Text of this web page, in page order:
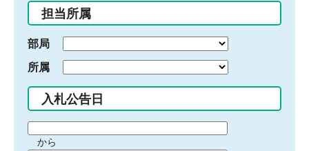
入
力
担当所属
部局
所属
入札公告日
間から